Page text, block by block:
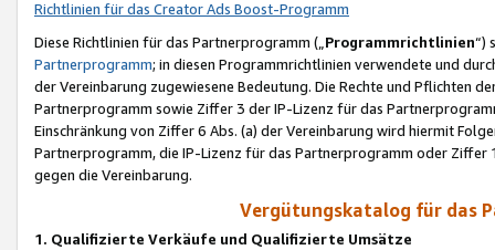
Richtlinien für das Creator Ads Boost-Programm
Diese Richtlinien für das Partnerprogramm („Programmrichtlinien“)
Partnerprogramm; in diesen Programmrichtlinien verwendete und
der Vereinbarung zugewiesene Bedeutung. Die Rechte und Pflichten
Partnerprogramm sowie Ziffer 3 der IP-Lizenz für das
Einschränkung von Ziffer 6 Abs. (a) der Vereinbarung wird hiermit
Partnerprogramm, die IP-Lizenz für das Partnerprogramm oder
gegen die Vereinbarung.
Vergütungskatalog für das
1. Qualifizierte Verkäufe und Qualifizierte Umsätze